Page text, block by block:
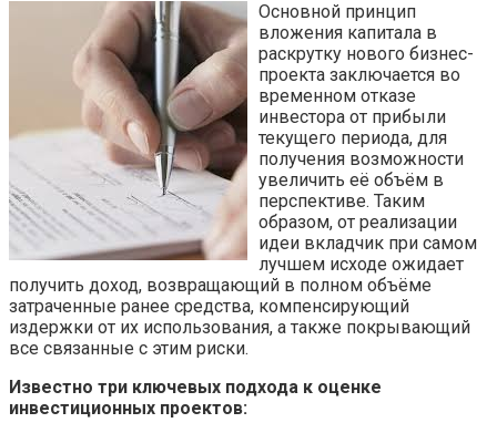
Основной принцип
вложения капитала в
раскрутку нового бизнес-
проекта заключается во
временном отказе
инвестора от прибыли
текущего периода, для
получения возможности
увеличить её объём в
перспективе. Таким
образом, от реализации
идеи вкладчик при самом
лучшем исходе ожидает
получить доход, возвращающий в полном объёме
затраченные ранее средства, компенсирующий
издержки от их использования, а также покрывающий
все связанные с этим риски.
Известно три ключевых подхода к оценке
инвестиционных проектов: